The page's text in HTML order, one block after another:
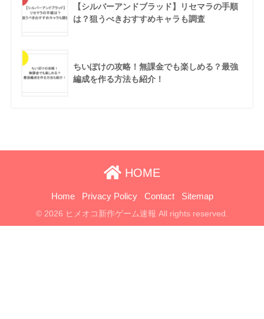
【シルバーアンドブラッド】リセマラの手順
は？狙うべきおすすめキャラも調査
ちいぽけの攻略！無課金でも楽しめる？最強
編成を作る方法も紹介！
HOME
Home Privacy Policy Contact Sitemap
© 2026 ヒメオコ新作ゲーム速報 All rights reserved.